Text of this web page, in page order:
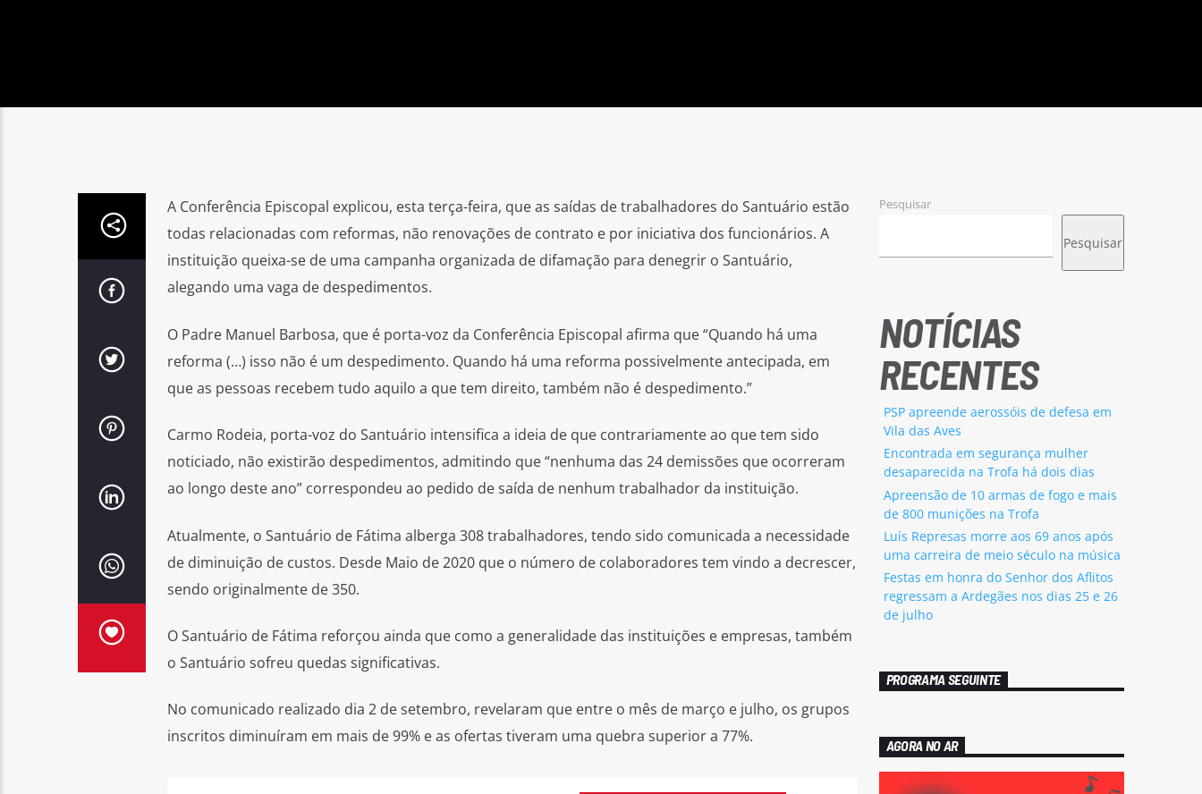
A Conferência Episcopal explicou, esta terça-feira, que as saídas de trabalhadores do Santuário estão
todas relacionadas com reformas, não renovações de contrato e por iniciativa dos funcionários. A
instituição queixa-se de uma campanha organizada de difamação para denegrir o Santuário,
alegando uma vaga de despedimentos.
O Padre Manuel Barbosa, que é porta-voz da Conferência Episcopal afirma que “Quando há uma
reforma (…) isso não é um despedimento. Quando há uma reforma possivelmente antecipada, em
que as pessoas recebem tudo aquilo a que tem direito, também não é despedimento.”
Carmo Rodeia, porta-voz do Santuário intensifica a ideia de que contrariamente ao que tem sido
noticiado, não existirão despedimentos, admitindo que “nenhuma das 24 demissões que ocorreram
ao longo deste ano” correspondeu ao pedido de saída de nenhum trabalhador da instituição.
Atualmente, o Santuário de Fátima alberga 308 trabalhadores, tendo sido comunicada a necessidade
de diminuição de custos. Desde Maio de 2020 que o número de colaboradores tem vindo a decrescer,
sendo originalmente de 350.
O Santuário de Fátima reforçou ainda que como a generalidade das instituições e empresas, também
o Santuário sofreu quedas significativas.
No comunicado realizado dia 2 de setembro, revelaram que entre o mês de março e julho, os grupos
inscritos diminuíram em mais de 99% e as ofertas tiveram uma quebra superior a 77%.
Pesquisar
Pesquisar
NOTÍCIAS
RECENTES
PSP apreende aerossóis de defesa em
Vila das Aves
Encontrada em segurança mulher
desaparecida na Trofa há dois dias
Apreensão de 10 armas de fogo e mais
de 800 munições na Trofa
Luís Represas morre aos 69 anos após
uma carreira de meio século na música
Festas em honra do Senhor dos Aflitos
regressam a Ardegães nos dias 25 e 26
de julho
PROGRAMA SEGUINTE
AGORA NO AR